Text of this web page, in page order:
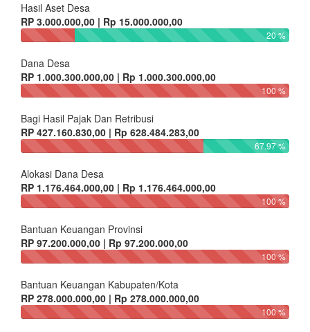
Hasil Aset Desa
RP 3.000.000,00 | Rp 15.000.000,00
20 %
Dana Desa
RP 1.000.300.000,00 | Rp 1.000.300.000,00
100 %
Bagi Hasil Pajak Dan Retribusi
RP 427.160.830,00 | Rp 628.484.283,00
67.97 %
Alokasi Dana Desa
RP 1.176.464.000,00 | Rp 1.176.464.000,00
100 %
Bantuan Keuangan Provinsi
RP 97.200.000,00 | Rp 97.200.000,00
100 %
Bantuan Keuangan Kabupaten/Kota
RP 278.000.000,00 | Rp 278.000.000,00
100 %